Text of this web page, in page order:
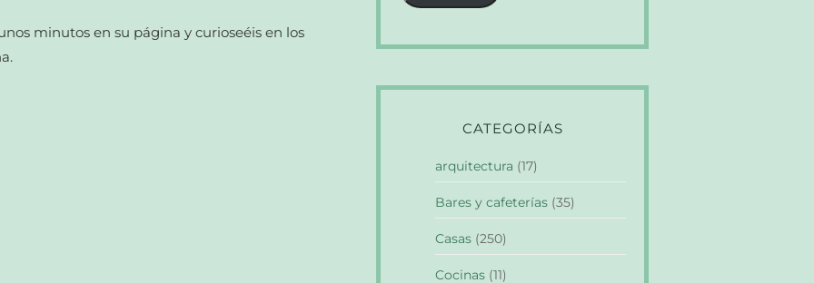
minutos en su página y curioseéis en los
CATEGORÍAS
arquitectura (17)
Bares y cafeterías (35)
Casas (250)
Cocinas (11)